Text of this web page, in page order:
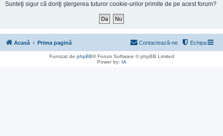
Sunteţi sigur că doriţi ştergerea tuturor cookie-urilor primite de pe acest forum?
Acasă Prima pagină Echipa
Contactează-ne
Furnizat de phpBB® Forum Software © phpBB Limited
Power by: IA